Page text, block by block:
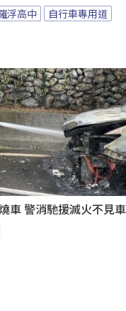
浮高中 自行車專用道
車 警消馳援滅火不見